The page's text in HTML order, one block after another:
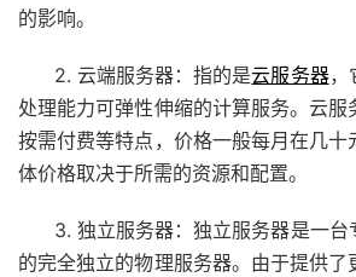
的影响。
2. 云端服务器：指的是云服务器，
处理能力可弹性伸缩的计算服务。云服
按需付费等特点，价格一般每月在几十
体价格取决于所需的资源和配置。
3. 独立服务器：独立服务器是一
的完全独立的物理服务器。由于提供了